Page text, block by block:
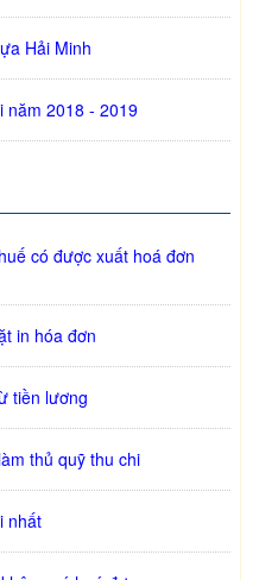
Hải Minh
năm 2018 - 2019
có được xuất hoá đơn
in hóa đơn
tiền lương
thủ quỹ thu chi
nhất